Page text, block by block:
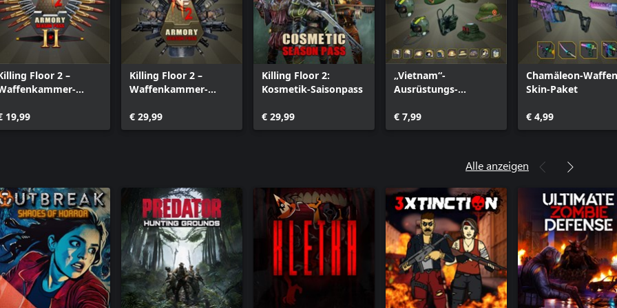
Floor 2 –
19,99
Killing Floor 2 –
Waffenkammer-
€ 29,99
Killing Floor 2:
Kosmetik-Saisonpass
€ 29,99
„Vietnam“-
Ausrüstungs-
€ 7,99
Chamäleon-
Skin-Paket
€ 4,99
Alle anzeigen